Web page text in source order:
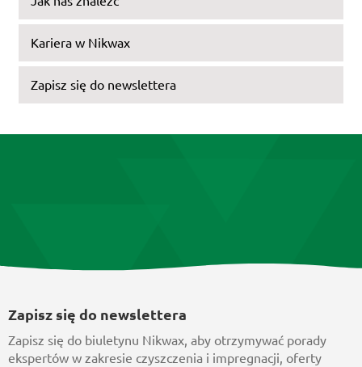
Kariera w Nikwax
Zapisz się do newslettera
Zapisz się do newslettera
Zapisz się do biuletynu Nikwax, aby otrzymywać porady
ekspertów w zakresie czyszczenia i impregnacji, oferty